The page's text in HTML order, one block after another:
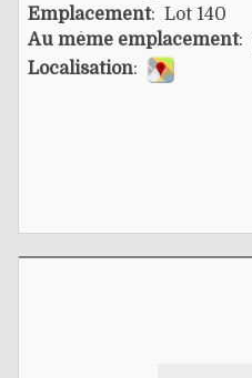
Emplacement: Lot 140
Au même emplacement:
Localisation: